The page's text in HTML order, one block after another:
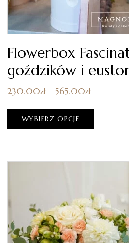
Flowerbox
goździków i
230.00zł – 565.00zł
WYBIERZ OPCJE